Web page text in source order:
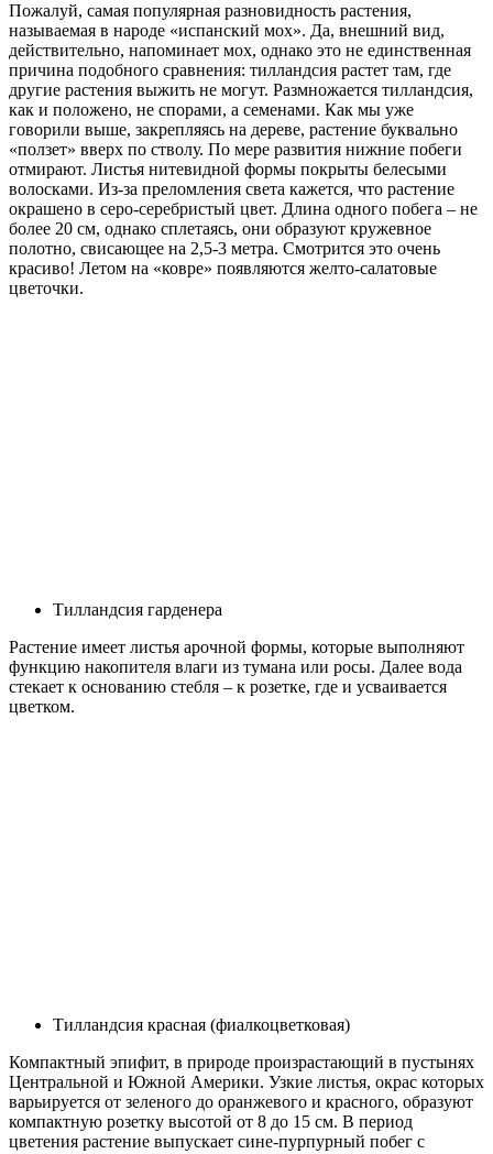
Пожалуй, самая популярная разновидность растения,
называемая в народе «испанский мох». Да, внешний вид,
действительно, напоминает мох, однако это не единственная
причина подобного сравнения: тилландсия растет там, где
другие растения выжить не могут. Размножается тилландсия,
как и положено, не спорами, а семенами. Как мы уже
говорили выше, закрепляясь на дереве, растение буквально
«ползет» вверх по стволу. По мере развития нижние побеги
отмирают. Листья нитевидной формы покрыты белесыми
волосками. Из-за преломления света кажется, что растение
окрашено в серо-серебристый цвет. Длина одного побега – не
более 20 см, однако сплетаясь, они образуют кружевное
полотно, свисающее на 2,5-3 метра. Смотрится это очень
красиво! Летом на «ковре» появляются желто-салатовые
цветочки.
Тилландсия гарденера
Растение имеет листья арочной формы, которые выполняют
функцию накопителя влаги из тумана или росы. Далее вода
стекает к основанию стебля – к розетке, где и усваивается
цветком.
Тилландсия красная (фиалкоцветковая)
Компактный эпифит, в природе произрастающий в пустынях
Центральной и Южной Америки. Узкие листья, окрас которых
варьируется от зеленого до оранжевого и красного, образуют
компактную розетку высотой от 8 до 15 см. В период
цветения растение выпускает сине-пурпурный побег с